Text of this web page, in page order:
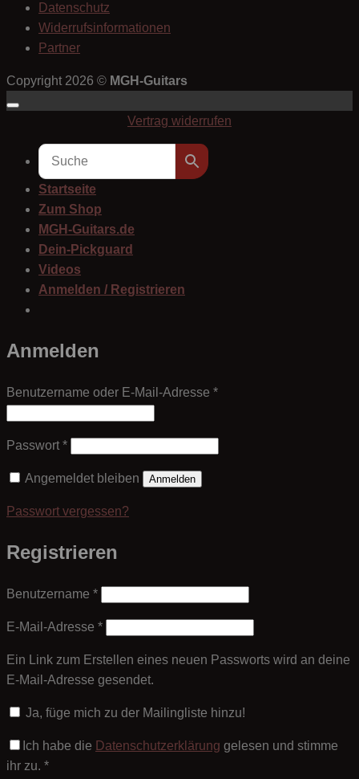
Datenschutz
Widerrufsinformationen
Partner
Copyright 2026 © MGH-Guitars
Vertrag widerrufen
Startseite
Zum Shop
MGH-Guitars.de
Dein-Pickguard
Videos
Anmelden / Registrieren
Anmelden
Benutzername oder E-Mail-Adresse *Erforderlich
Passwort *Erforderlich
Angemeldet bleiben Anmelden
Passwort vergessen?
Registrieren
Benutzername *Erforderlich
E-Mail-Adresse *Erforderlich
Ein Link zum Erstellen eines neuen Passworts wird an deine
E-Mail-Adresse gesendet.
Ja, füge mich zu der Mailingliste hinzu!
Ich habe die Datenschutzerklärung gelesen und stimme
ihr zu. *